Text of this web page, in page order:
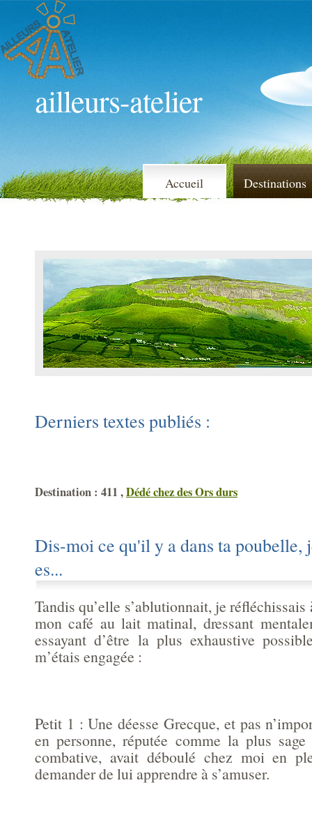
ailleurs-atelier
Accueil Destinations
Derniers textes publiés :
Destination : 411 ,Dédé chez des Ors durs
Dis-moi ce qu'il y a dans ta poubelle,
es...
Tandis qu’elle s’ablutionnait, je
mon café au lait matinal, dressant
essayant d’être la plus exhaustive
m’étais engagée :
Petit 1 : Une déesse Grecque, et pas
en personne, réputée comme la plus
combative, avait déboulé chez moi en
demander de lui apprendre à s’amuser.